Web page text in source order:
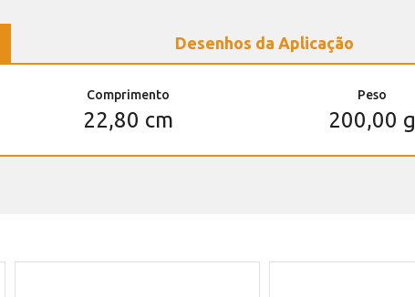
Desenhos da Aplicação
Comprimento
22,80 cm
Peso
200,00 g